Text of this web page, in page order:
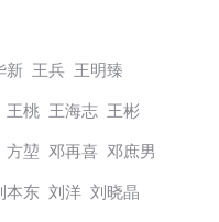
王兵 王明臻
桃 王海志 王彬
堃 邓再喜 邓庶男
东 刘洋 刘晓晶